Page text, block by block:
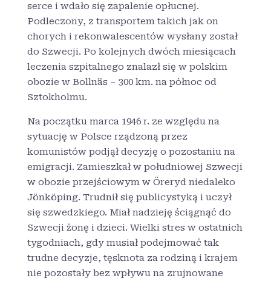
serce i wdało się zapalenie opłucnej.
Podleczony, z transportem takich jak on
chorych i rekonwalescentów wysłany został
do Szwecji. Po kolejnych dwóch miesiącach
leczenia szpitalnego znalazł się w polskim
obozie w Bollnäs – 300 km. na północ od
Sztokholmu.
Na początku marca 1946 r. ze względu na
sytuację w Polsce rządzoną przez
komunistów podjął decyzję o pozostaniu na
emigracji. Zamieszkał w południowej Szwecji
w obozie przejściowym w Öreryd niedaleko
Jönköping. Trudnił się publicystyką i uczył
się szwedzkiego. Miał nadzieję ściągnąć do
Szwecji żonę i dzieci. Wielki stres w ostatnich
tygodniach, gdy musiał podejmować tak
trudne decyzje, tęsknota za rodziną i krajem
nie pozostały bez wpływu na zrujnowane